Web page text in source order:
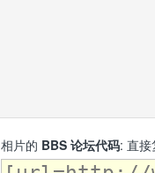
相片的 BBS 论坛代码: 直接